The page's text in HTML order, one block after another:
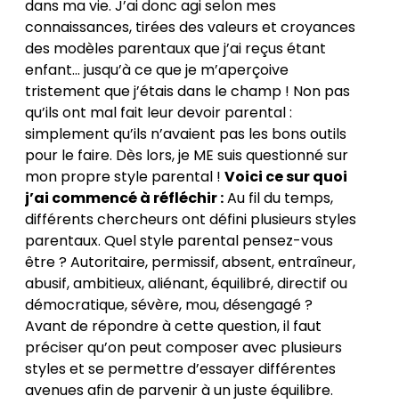
dans ma vie. J’ai donc agi selon mes
connaissances, tirées des valeurs et croyances
des modèles parentaux que j’ai reçus étant
enfant… jusqu’à ce que je m’aperçoive
tristement que j’étais dans le champ ! Non pas
qu’ils ont mal fait leur devoir parental :
simplement qu’ils n’avaient pas les bons outils
pour le faire. Dès lors, je ME suis questionné sur
mon propre style parental ! Voici ce sur quoi
j’ai commencé à réfléchir :Au fil du temps,
différents chercheurs ont défini plusieurs styles
parentaux. Quel style parental pensez-vous
être ? Autoritaire, permissif, absent, entraîneur,
abusif, ambitieux, aliénant, équilibré, directif ou
démocratique, sévère, mou, désengagé ?
Avant de répondre à cette question, il faut
préciser qu’on peut composer avec plusieurs
styles et se permettre d’essayer différentes
avenues afin de parvenir à un juste équilibre.